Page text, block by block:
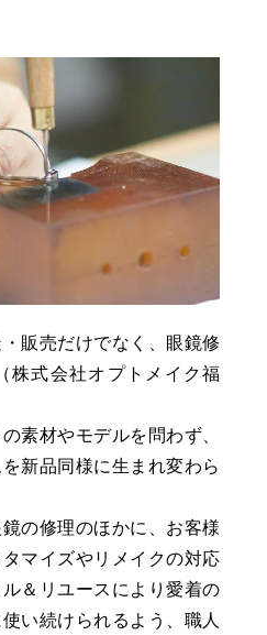
販売だけでなく、眼鏡修
株式会社オプトメイク福
素材やモデルを問わず、
新品同様に生まれ変わら
の修理のほかに、お客様
マイズやリメイクの対応
＆リユースにより愛着の
い続けられるよう、職人